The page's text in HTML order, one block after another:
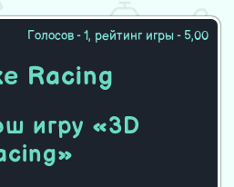
Голосов - 1, рейтинг игры - 5,00
Racing
игру «3D